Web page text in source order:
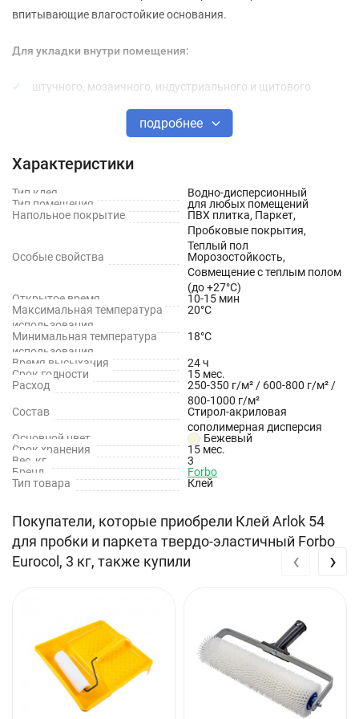
впитывающие влагостойкие основания.
Для укладки внутри помещения:
штучного, мозаичного, индустриального и щитового
паркетной доски, производители которой рекомендуют
древесных/древесно-стружчатых плит (ОСП, ДСП, ФК) на
впитывающие влагу влагостойкие основания
Преимущества
Не содержит растворителей и пластификаторов
Высокая начальная клеящая способность
Устойчив к старению
Твердо-эластичный
Высокий сухой остаток
Низкая усадка
Морозостойкий при транспортировке
Пригоден для полов, подверженных вибрации
Характеристики
Светло-бежевый
Консистенция:Пастообразная
Расход:ТКВ А2/А3 - 250-350 г/м²; TKB В3 – 600-800 г/м²;
TKB В11 - 800-1000 г/м² (зависит от способа нанесения,
подробнее
Характеристики
Тип клея
Водно-дисперсионный
Тип помещения
для любых помещений
Напольное покрытие
ПВХ плитка, Паркет,
Пробковые покрытия,
Теплый пол
Особые свойства
Морозостойкость,
Совмещение с теплым полом
(до +27°С)
Открытое время
10-15 мин
Максимальная температура
использования
20°C
Минимальная температура
использования
18°C
Время высыхания
24 ч
Срок годности
15 мес.
Расход
250-350 г/м² / 600-800 г/м² /
800-1000 г/м²
Состав
Стирол-акриловая
сополимерная дисперсия
Основной цвет
Бежевый
Срок хранения
15 мес.
Вес, кг
3
Бренд
Forbo
Тип товара
Клей
Покупатели, которые приобрели Клей Arlok 54
для пробки и паркета твердо-эластичный Forbo
Eurocol, 3 кг, также купили
‹ ›